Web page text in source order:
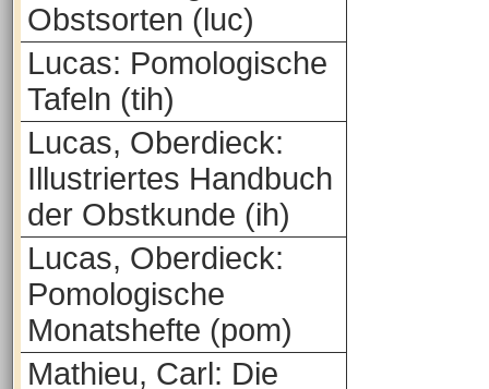
Obstsorten (luc)
Lucas: Pomologische
Tafeln (tih)
Lucas, Oberdieck:
Illustriertes Handbuch
der Obstkunde (ih)
Lucas, Oberdieck:
Pomologische
Monatshefte (pom)
Mathieu, Carl: Die